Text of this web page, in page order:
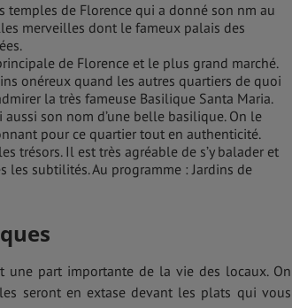
temples de Florence qui a donné son nm au
merveilles dont le fameux palais des
de Florence et le plus grand marché.
onéreux quand les autres quartiers de quoi
la très fameuse Basilique Santa Maria.
son nom d’une belle basilique. On le
pour ce quartier tout en authenticité.
trésors. Il est très agréable de s’y balader et
les subtilités. Au programme : Jardins de
une part importante de la vie des locaux. On
seront en extase devant les plats qui vous